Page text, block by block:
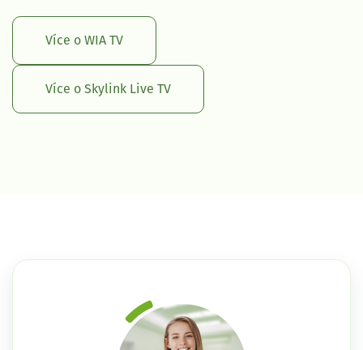
Více o WIA TV
Více o Skylink Live TV